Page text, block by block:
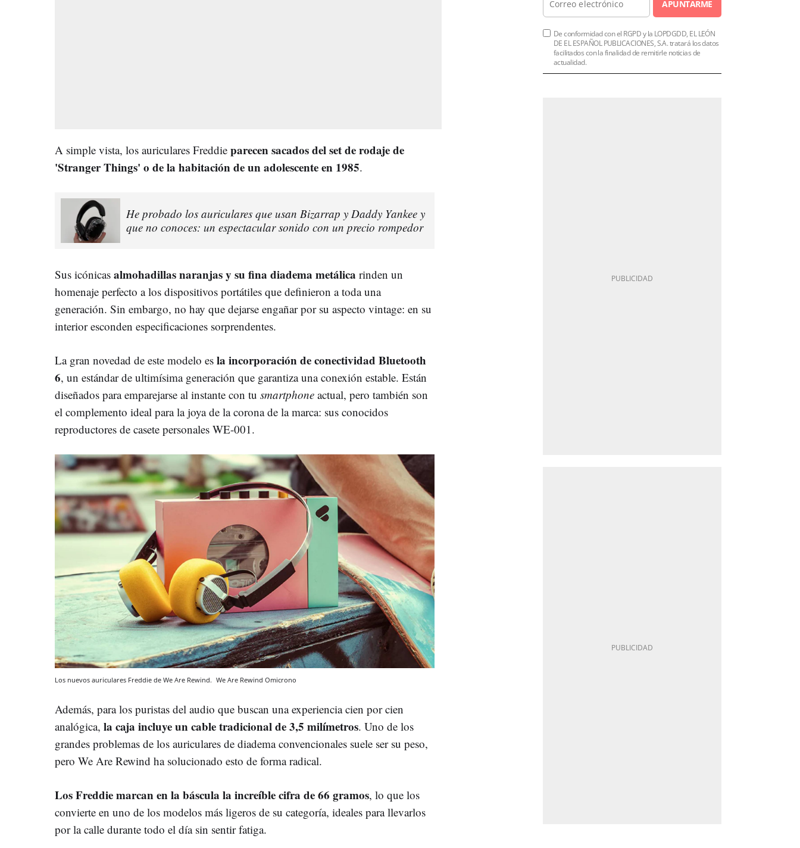
A simple vista, los auriculares Freddie parecen sacados del set de rodaje de
'Stranger Things' o de la habitación de un adolescente en 1985.
He probado los auriculares que usan Bizarrap y Daddy Yankee y
que no conoces: un espectacular sonido con un precio rompedor
Sus icónicas almohadillas naranjas y su fina diadema metálica rinden un
homenaje perfecto a los dispositivos portátiles que definieron a toda una
generación. Sin embargo, no hay que dejarse engañar por su aspecto vintage: en su
interior esconden especificaciones sorprendentes.
La gran novedad de este modelo es la incorporación de conectividad Bluetooth
6, un estándar de ultimísima generación que garantiza una conexión estable. Están
diseñados para emparejarse al instante con tu smartphone actual, pero también son
el complemento ideal para la joya de la corona de la marca: sus conocidos
reproductores de casete personales WE-001.
Los nuevos auriculares Freddie de We Are Rewind. We Are Rewind Omicrono
Además, para los puristas del audio que buscan una experiencia cien por cien
analógica, la caja incluye un cable tradicional de 3,5 milímetros. Uno de los
grandes problemas de los auriculares de diadema convencionales suele ser su peso,
pero We Are Rewind ha solucionado esto de forma radical.
Los Freddie marcan en la báscula la increíble cifra de 66 gramos, lo que los
convierte en uno de los modelos más ligeros de su categoría, ideales para llevarlos
por la calle durante todo el día sin sentir fatiga.
APUNTARME
De conformidad con el RGPD y la LOPDGDD, EL LEÓN
DE EL ESPAÑOL PUBLICACIONES, S.A. tratará los datos
facilitados con la finalidad de remitirle noticias de
actualidad.